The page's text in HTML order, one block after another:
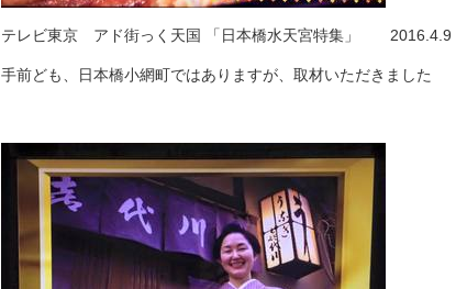
テレビ東京 アド街っく天国 「日本橋水天宮特集」 2016.4.9
手前ども、日本橋小網町ではありますが、取材いただきました